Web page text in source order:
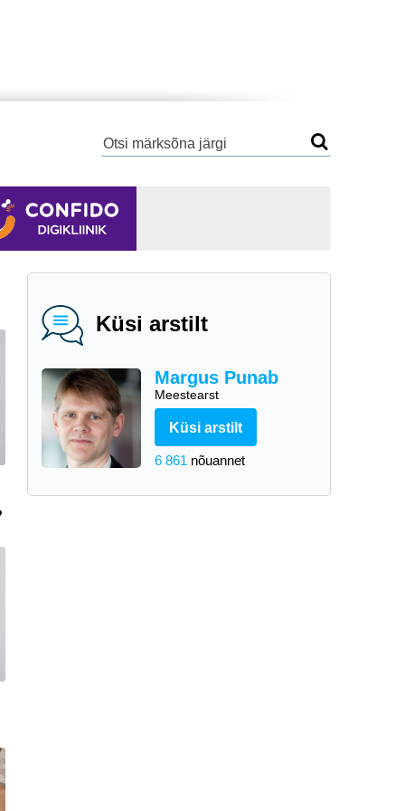
Küsi arstilt
Margus Punab
Meestearst
Küsi arstilt
6 861 nõuannet